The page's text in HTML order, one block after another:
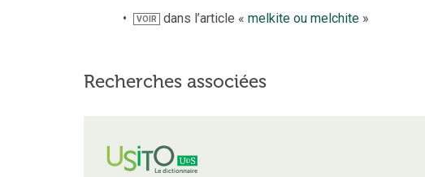
VOIR dans l’article «melkite ou melchite »
Recherches associées